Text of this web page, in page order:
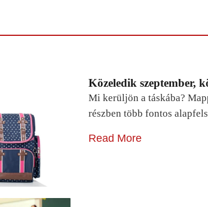
Közeledik szeptember,
Mi kerüljön a táskába?
részben több fontos
Read More